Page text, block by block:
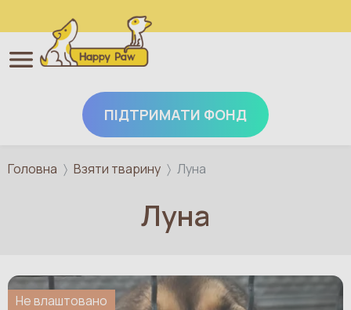
ПІДТРИМАТИ ФОНД
Головна Взяти тварину Луна
Луна
Не влаштовано